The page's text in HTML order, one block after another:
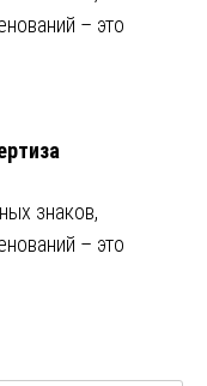
– это
знаков,
– это